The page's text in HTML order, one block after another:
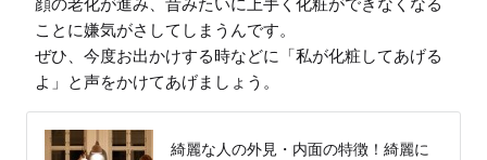
顔の老化が進み、昔みたいに上手く化粧ができなくなる
ことに嫌気がさしてしまうんです。
ぜひ、今度お出かけする時などに「私が化粧してあげる
よ」と声をかけてあげましょう。
綺麗な人の外見・内面の特徴！綺麗に